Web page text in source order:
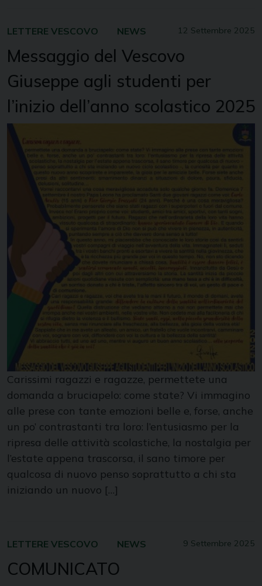
12 Settembre 2025
LETTERE VESCOVO NEWS
Messaggio del Vescovo
Giuseppe agli studenti per
l’inizio dell’anno scolastico 2025
Carissimi ragazzi e ragazze, permettete una
domanda a bruciapelo: come state? Vi immagino
alle prese con tante emozioni belle e, forse, anche
un po’ contrastanti tra loro: l’entusiasmo per la
ripresa delle attività scolastiche, la nostalgia per
l’estate appena trascorsa, il sano timore per
qualcosa di nuovo penso soprattutto a chi sta
iniziando un nuovo […]
9 Settembre 2025
LETTERE VESCOVO NEWS
COMUNICATO